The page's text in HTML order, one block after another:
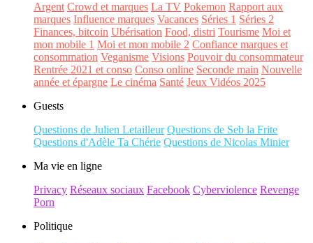
Argent Crowd et marques La TV Pokemon Rapport aux
marques Influence marques Vacances Séries 1 Séries 2
Finances, bitcoin Ubérisation Food, distri Tourisme Moi et
mon mobile 1 Moi et mon mobile 2 Confiance marques et
consommation Veganisme Visions Pouvoir du consommateur
Rentrée 2021 et conso Conso online Seconde main Nouvelle
année et épargne Le cinéma Santé Jeux Vidéos 2025
Guests
Questions de Julien Letailleur Questions de Seb la Frite
Questions d'Adèle Ta Chérie Questions de Nicolas Minier
Ma vie en ligne
Privacy Réseaux sociaux Facebook Cyberviolence Revenge
Porn
Politique